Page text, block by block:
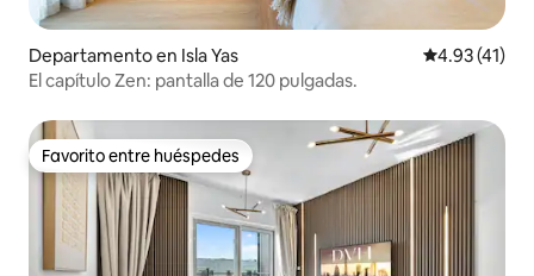
Departamento en Isla Yas Calificación
4.93 (41)
El capítulo Zen: pantalla de 120 pulgadas.
Favorito entre huéspedes
Favorito entre huéspedes